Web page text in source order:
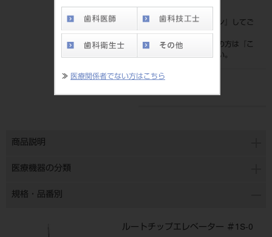
≫ 医療関係者でない方はこちら
価格の確認は『ログイン
』してご
覧ください。
ネット会員登録がまだの方は『
こ
ちら』より登録ください。
メーカー
（株）YDM
商品説明
医療機器の分類
規格・品番別
ルートチップエレベーター ＃1S-0